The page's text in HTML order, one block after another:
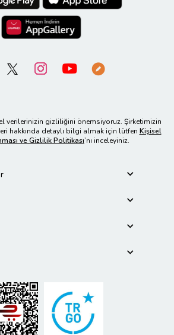
verilerinizin gizliliğini önemsiyoruz. Şirketimizin
hakkında detaylı bilgi almak için lütfen Kişisel
ve Gizlilik Politikası’nı inceleyiniz.